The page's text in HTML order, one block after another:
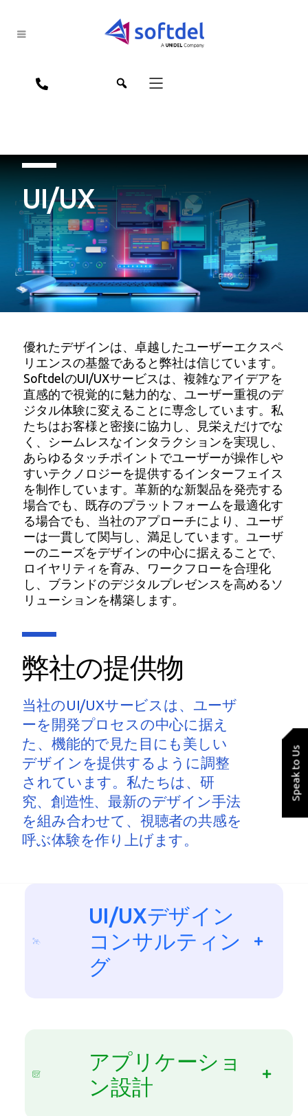
UI/UX
優れたデザインは、卓越したユーザーエクスペ
リエンスの基盤であると弊社は信じています。
SoftdelのUI/UXサービスは、複雑なアイデアを
直感的で視覚的に魅力的な、ユーザー重視のデ
ジタル体験に変えることに専念しています。私
たちはお客様と密接に協力し、見栄えだけでな
く、シームレスなインタラクションを実現し、
あらゆるタッチポイントでユーザーが操作しや
すいテクノロジーを提供するインターフェイス
を制作しています。革新的な新製品を発売する
場合でも、既存のプラットフォームを最適化す
る場合でも、当社のアプローチにより、ユーザ
ーは一貫して関与し、満足しています。ユーザ
ーのニーズをデザインの中心に据えることで、
ロイヤリティを育み、ワークフローを合理化
し、ブランドのデジタルプレゼンスを高めるソ
リューションを構築します。
弊社の提供物
当社のUI/UXサービスは、ユーザ
ーを開発プロセスの中心に据え
た、機能的で見た目にも美しい
デザインを提供するように調整
されています。私たちは、研
究、創造性、最新のデザイン手法
を組み合わせて、視聴者の共感を
呼ぶ体験を作り上げます。
Speak to Us
UI/UXデザイン
コンサルティン
グ
アプリケーショ
ン設計